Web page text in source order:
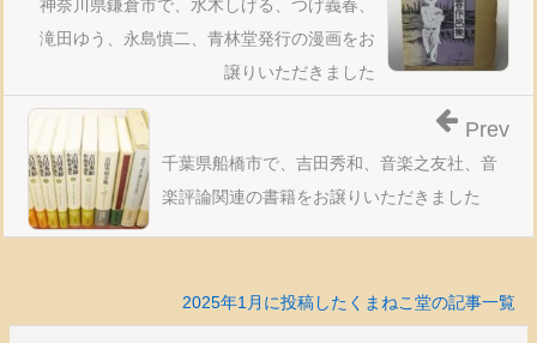
神奈川県鎌倉市で、水木しげる、つげ義春、
滝田ゆう、永島慎二、青林堂発行の漫画をお
譲りいただきました
千葉県船橋市で、吉田秀和、音楽之友社、音
楽評論関連の書籍をお譲りいただきました
Prev
2025年1月に投稿したくまねこ堂の記事一覧